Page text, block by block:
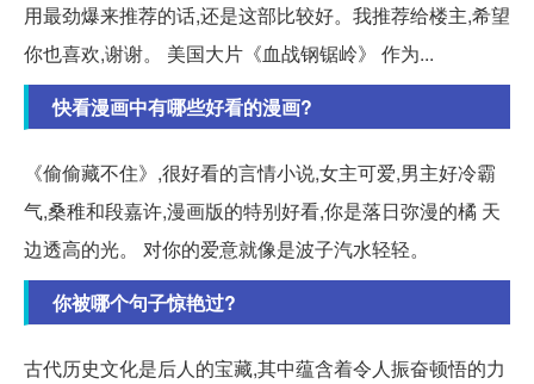
用最劲爆来推荐的话,还是这部比较好。我推荐给楼主,希望
你也喜欢,谢谢。 美国大片《血战钢锯岭》 作为...
快看漫画中有哪些好看的漫画?
《偷偷藏不住》,很好看的言情小说,女主可爱,男主好冷霸
气,桑稚和段嘉许,漫画版的特别好看,你是落日弥漫的橘 天
边透高的光。 对你的爱意就像是波子汽水轻轻。
你被哪个句子惊艳过?
古代历史文化是后人的宝藏,其中蕴含着令人振奋顿悟的力